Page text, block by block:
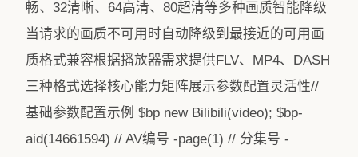
畅、32清晰、64高清、80超清等多种画质智能降级
当请求的画质不可用时自动降级到最接近的可用画
质格式兼容根据播放器需求提供FLV、MP4、DASH
三种格式选择核心能力矩阵展示参数配置灵活性//
基础参数配置示例 $bp new Bilibili(video); $bp-
aid(14661594) // AV编号 -page(1) // 分集号 -